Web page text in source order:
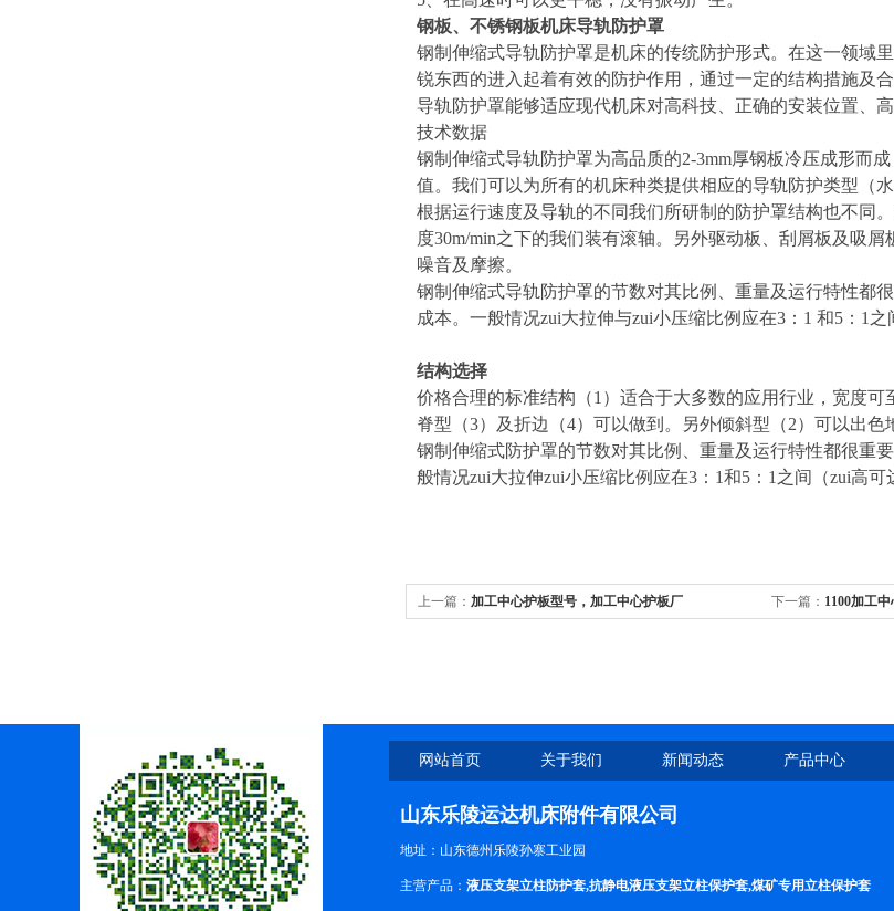
钢板、不锈钢板机床导轨防护罩
钢制伸缩式导轨防护罩是机床的传统防护形式。在这一领域
锐东西的进入起着有效的防护作用，通过一定的结构措施及
导轨防护罩能够适应现代机床对高科技、正确的安装位置、
技术数据
钢制伸缩式导轨防护罩为高品质的2-3mm厚钢板冷压成形而
值。我们可以为所有的机床种类提供相应的导轨防护类型（
根据运行速度及导轨的不同我们所研制的防护罩结构也不同
度30m/min之下的我们装有滚轴。另外驱动板、刮屑板及吸
噪音及摩擦。
钢制伸缩式导轨防护罩的节数对其比例、重量及运行特性都
成本。一般情况zui大拉伸与zui小压缩比例应在3：1 和5：1之
结构选择
价格合理的标准结构（1）适合于大多数的应用行业，宽度
脊型（3）及折边（4）可以做到。另外倾斜型（2）可以出色
钢制伸缩式防护罩的节数对其比例、重量及运行特性都很重
般情况zui大拉伸zui小压缩比例应在3：1和5：1之间（zui高可
上一篇： 加工中心护板型号，加工中心护板厂 下一篇： 1100加工
网站首页 关于我们 新闻动态 产品中心
山东乐陵运达机床附件有限公司
地址：山东德州乐陵孙寨工业园
主营产品： 液压支架立柱防护套,抗静电液压支架立柱保护套,煤矿专用立柱保护套